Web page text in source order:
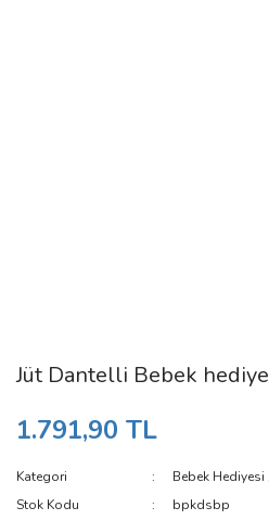
Jüt Dantelli Bebek
1.791,90 TL
Kategori Bebek Hediyesi ,
Stok Kodu
bpkdsbp